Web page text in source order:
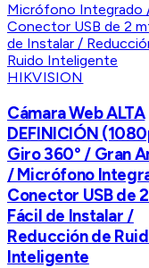
HIKVISION
Cámara Web ALTA
DEFINICIÓN
Giro 360° / Gran
/ Micrófono
Conector USB de
Fácil de Instalar /
Reducción de
Inteligente